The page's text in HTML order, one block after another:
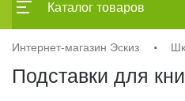
Каталог товаров
Интернет-магазин Эскиз
Подставки для